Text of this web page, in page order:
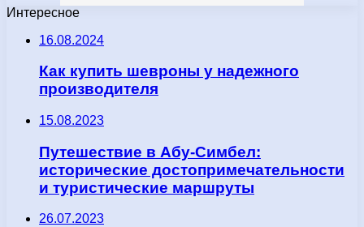
Интересное
16.08.2024
Как купить шевроны у надежного
производителя
15.08.2023
Путешествие в Абу-Симбел:
исторические достопримечательности
и туристические маршруты
26.07.2023